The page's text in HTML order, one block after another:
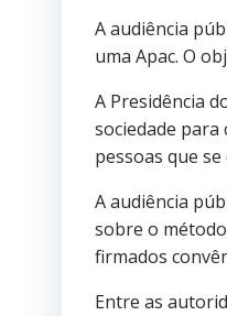
A audiência
uma Apac. O
A Presidência
sociedade
pessoas que
A audiência
sobre o
firmados
Entre as